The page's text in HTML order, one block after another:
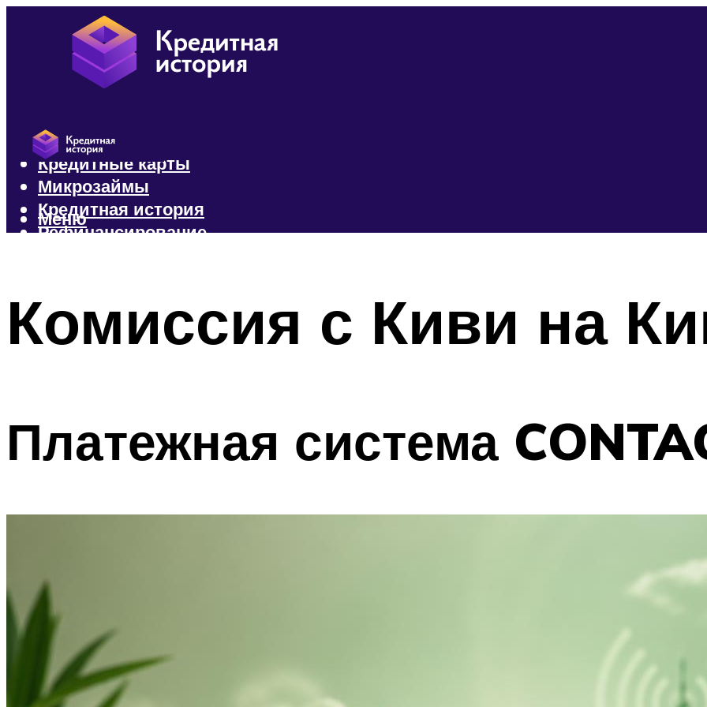
Кредиты
Кредитные карты
Микрозаймы
Кредитная история
Рефинансирование
Меню
Комиссия с Киви на
Платежная система